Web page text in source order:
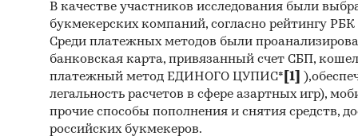
молока.
В качестве участников исследования были
букмекерских компаний, согласно рейтингу
Среди платежных методов были
банковская карта, привязанный счет СБП,
платежный метод ЕДИНОГО ЦУПИС* [1]
легальность расчетов в сфере азартных игр),
прочие способы пополнения и снятия средств,
российских букмекеров.